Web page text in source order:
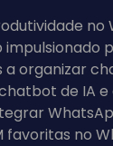
no
a organizar
de IA
favoritas no